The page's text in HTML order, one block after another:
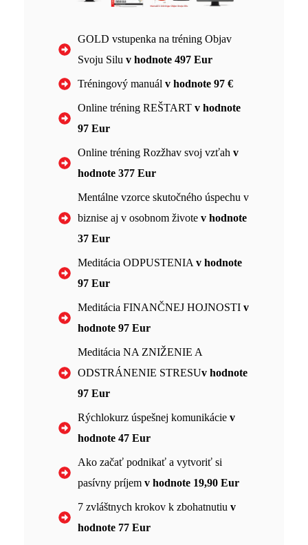
GOLD vstupenka na tréning Objav
Svoju Silu v hodnote 497 Eur
Tréningový manuál v hodnote 97 €
Online tréning REŠTART v hodnote
97 Eur
Online tréning Rozžhav svoj vzťah v
hodnote 377 Eur
Mentálne vzorce skutočného úspechu v
biznise aj v osobnom živote v hodnote
37 Eur
Meditácia ODPUSTENIA v hodnote
97 Eur
Meditácia FINANČNEJ HOJNOSTI v
hodnote 97 Eur
Meditácia NA ZNIŽENIE A
ODSTRÁNENIE STRESUv hodnote
97 Eur
Rýchlokurz úspešnej komunikácie v
hodnote 47 Eur
Ako začať podnikať a vytvoriť si
pasívny príjem v hodnote 19,90 Eur
7 zvláštnych krokov k zbohatnutiu v
hodnote 77 Eur